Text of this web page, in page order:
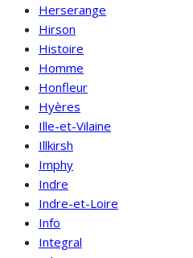
Herserange
Hirson
Histoire
Homme
Honfleur
Hyères
Ille-et-Vilaine
Illkirsh
Imphy
Indre
Indre-et-Loire
Info
Integral